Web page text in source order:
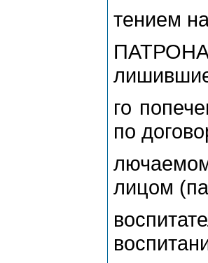
тением
го
по
лицом